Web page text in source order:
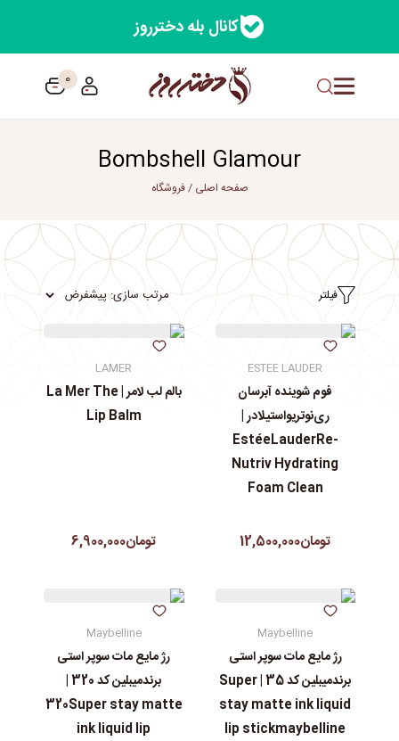
کانال بله دخترروز
0
Bombshell Glamour
صفحه اصلی /فروشگاه
فیلتر
ESTEE LAUDER
فوم شوینده آبرسان
ری‌نوتریواستیلادر |
EstéeLauderRe-
Nutriv Hydrating
Foam Clean
تومان12,500,000
LAMER
بالم لب لامر | La Mer The
Lip Balm
تومان6,900,000
Maybelline
رژ مایع مات سوپر استی‌
برندمیبلین کد 35 | Super
stay matte ink liquid
lip stickmaybelline
Maybelline
رژ مایع مات سوپر استی‌
برندمیبلین کد 320 |
320Super stay matte
ink liquid lip